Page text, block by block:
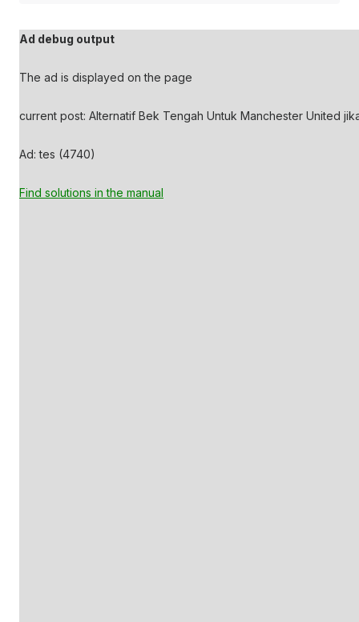
Ad debug output
The ad is displayed on the page
current post: Alternatif Bek Tengah Untuk Manchester United
Ad: tes (4740)
Find solutions in the manual